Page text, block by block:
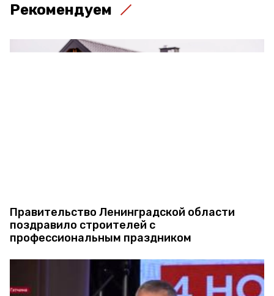
Рекомендуем
Правительство Ленинградской области
поздравило строителей с
профессиональным праздником